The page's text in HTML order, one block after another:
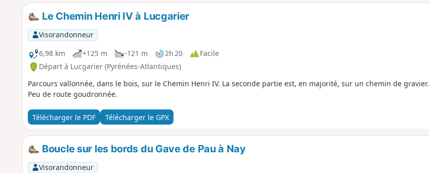
Le Chemin Henri IV à Lucgarier
Visorandonneur
6,98 km
+125 m -121 m 2h 20
Facile
Départ à Lucgarier (Pyrénées-Atlantiques)
Parcours vallonnée, dans le bois, sur le Chemin Henri IV. La seconde partie est, en majorité, sur un chemin de gravier.
Peu de route goudronnée.
Télécharger le PDF Télécharger le GPX
Boucle sur les bords du Gave de Pau à Nay
Visorandonneur